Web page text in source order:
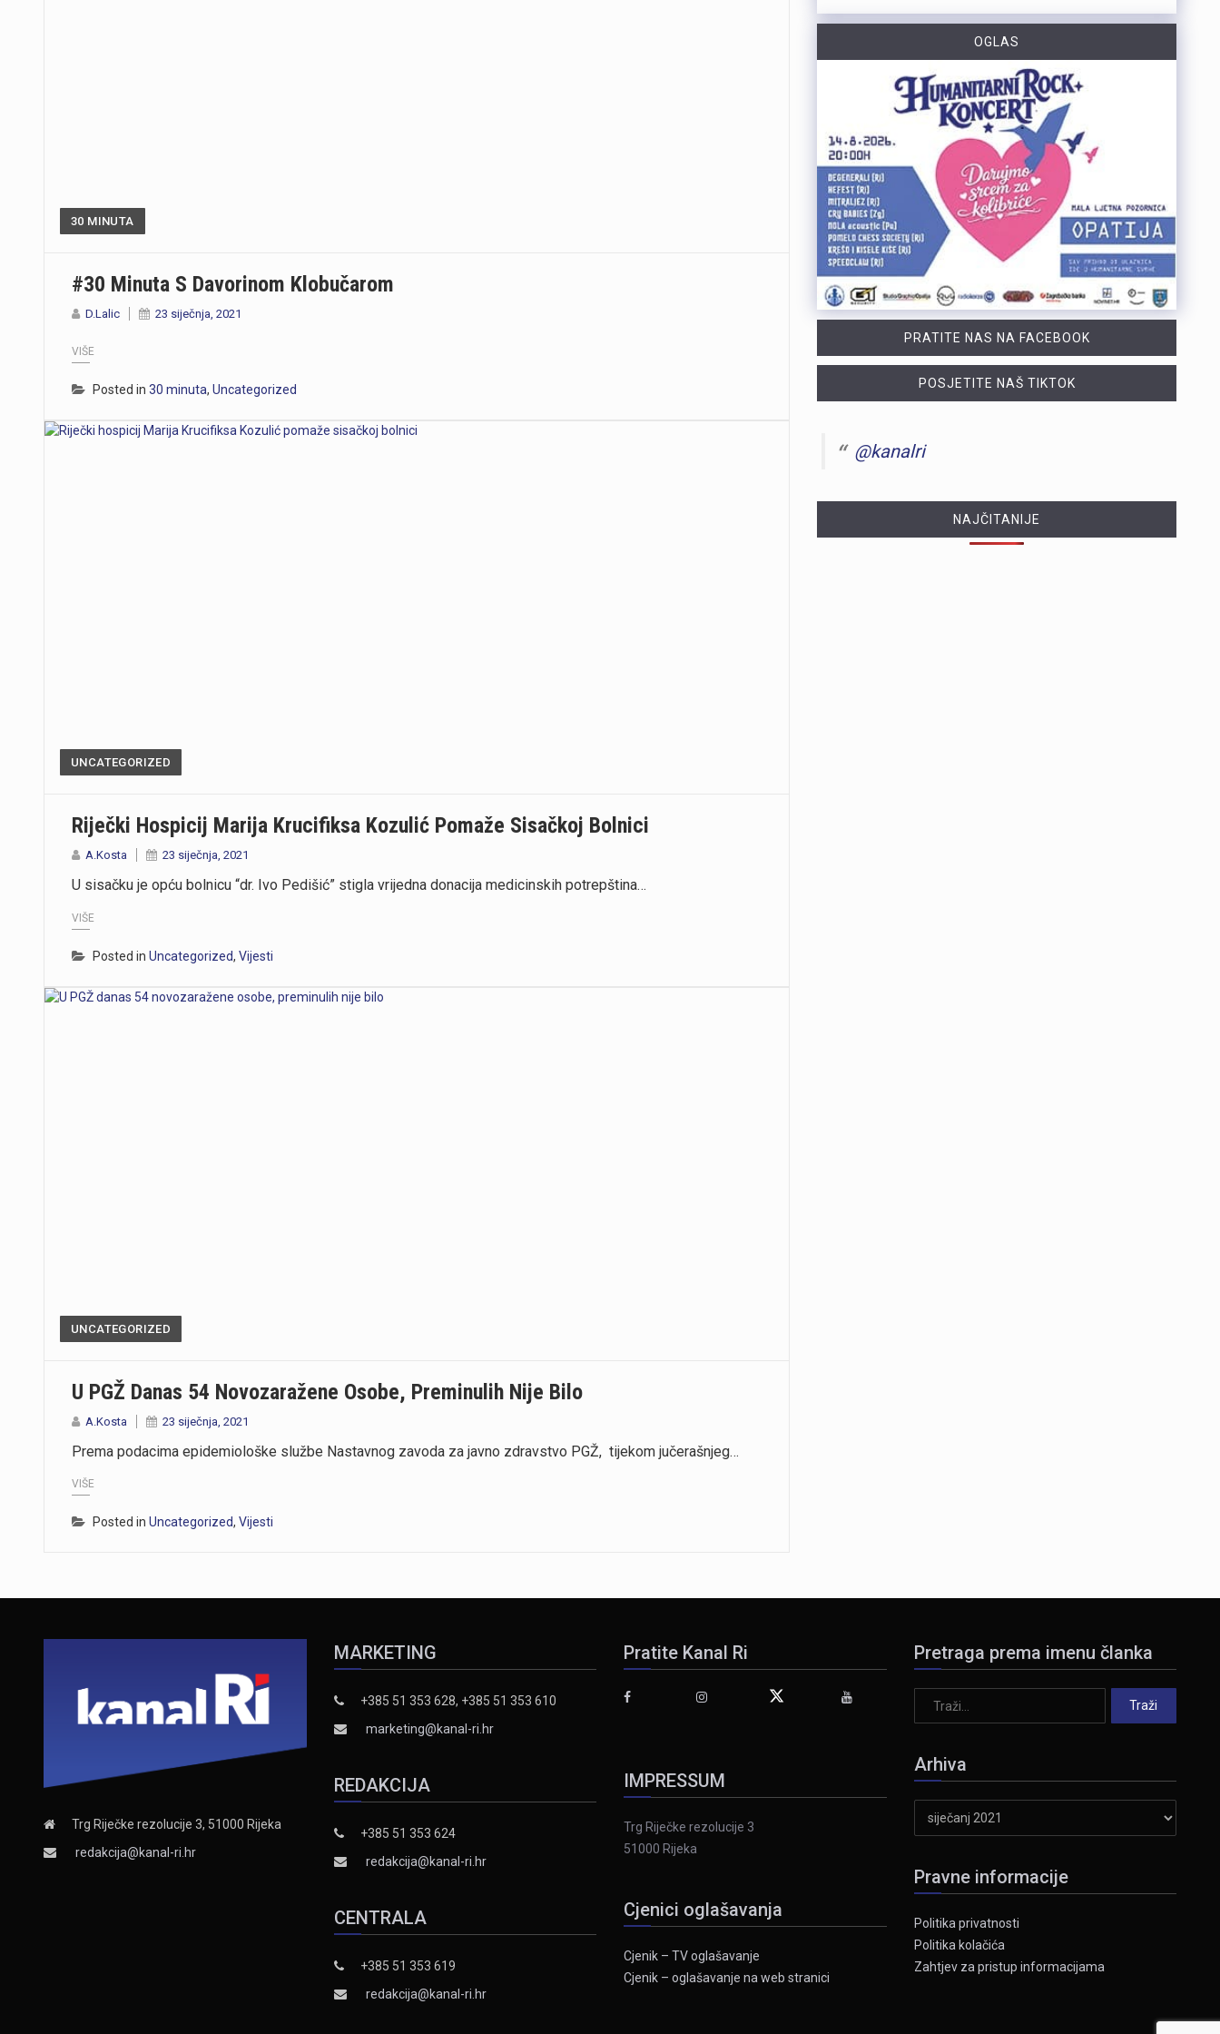
https://youtu.be/OT6Ne0UuW2Y Slovenski nogometaš Igor Vekić novo je pojačanje HNK Rijeka. Vratar koji je u karijeri nastupao za slovenski Bravo, portugalski Paços de Ferreira i danski Vejle potpisao je s riječkim klubom ugovor na dvije godine, uz mogućnost produljenja na još jednu godinu. Vekić već ima poveznicu s Rijekom jer je bio dio slovenske reprezentacije u vrijeme kada je izbornik bio Matjaž Kek. Više u videopprilogu:
https://youtu.be/g3PZHf8Z8yM Deseti put održana je manifestacija „Oluja na Kvarneru“ na Krčkom mostu, gdje su 222 baklje upaljene u čast poginulim braniteljima Primorsko-goranske županije. Uz sudjelovanje brojnih posjetitelja i navijačkih udruga, događaj je prenio poruku trajnog sjećanja na branitelje koji su dali život za slobodu.Na Krčkom mostu održana je deseta po redu manifestacija „Oluja na Kvarneru“ u spomen na 222 poginula branitelja s područja Primorsko-goranske županije. Svaka od 222 baklje simbolizirala je ime, uspomenu i zahvalnost na poginule u Domovinskom ratu. Više u videoprilogu:
Otvorene su prijave za šesto izdanje amaterskog stolnoteniskog turnira Pajol Open. Turnir zajednički organiziraju Pajol Beach Bar i Distune Promotion. I ove se godine igra za projekt PingPongParkinson®. To je inicijativa namijenjena osobama oboljelima od Parkinsonove bolesti. Projekt je u New Yorku pokrenuo riječki glazbenik svjetskoga glasa Nenad Bach. Njemu je bolest dijagnosticirana, a nakon redovitog igranja stolnog tenisa primijetio je značajna poboljšanja. Danas u svijetu postoji više od 400 klubova u 30 zemalja. Održavaju se nacionalna i svjetska prvenstva. Sav prihod od kotizacija iznosi 10 eura. Novac je namijenjen za PingPongParkinson® Rijeka. Klub pomaže poboljšanju kvalitete života oboljelih osoba. Turnir je namijenjen isključivo amaterima. Profesionalni igrači i aktivni natjecatelji u klubovima ili ligama ne mogu sudjelovati. Prijaviti se mogu punoljetne osobe (od 18 godina) i strani državljani. Prijave traju do ponedjeljka, 17. kolovoza u 18 sati. Za prijavu je potrebno navesti: Ime i prezime Kontakt mobitel Naziv tima (obavezno samo za parove) Turnir se igra u pojedinačnoj i konkurenciji parova (maksimalno jedna prijava po osobi u obje kategorije), a format (kup ili skupine) ovisit će o broju sudionika. Kvalifikacije: Četvrtak, 20. kolovoza 2026. Završnica: Petak, 21. kolovoza 2026. (od 1. do 4. mjesta)U slučaju lošeg vremena (kiša/vjetar) turnir se…
30 MINUTA
#30 Minuta S Davorinom Klobučarom
D.Lalic 23 siječnja, 2021
VIŠE
Posted in 30 minuta, Uncategorized
UNCATEGORIZED
Riječki Hospicij Marija Krucifiksa Kozulić Pomaže Sisačkoj Bolnici
A.Kosta 23 siječnja, 2021
U sisačku je opću bolnicu “dr. Ivo Pedišić” stigla vrijedna donacija medicinskih potrepština…
VIŠE
Posted in Uncategorized, Vijesti
UNCATEGORIZED
U PGŽ Danas 54 Novozaražene Osobe, Preminulih Nije Bilo
A.Kosta 23 siječnja, 2021
Prema podacima epidemiološke službe Nastavnog zavoda za javno zdravstvo PGŽ, tijekom jučerašnjeg…
VIŠE
Posted in Uncategorized, Vijesti
OGLAS
PRATITE NAS NA FACEBOOK
POSJETITE NAŠ TIKTOK
@kanalri
NAJČITANIJE
Trg Riječke rezolucije 3, 51000 Rijeka
redakcija@kanal-ri.hr
MARKETING
+385 51 353 628, +385 51 353 610
marketing@kanal-ri.hr
REDAKCIJA
+385 51 353 624
redakcija@kanal-ri.hr
CENTRALA
+385 51 353 619
redakcija@kanal-ri.hr
Pratite Kanal Ri
IMPRESSUM
Trg Riječke rezolucije 3
51000 Rijeka
Cjenici oglašavanja
Cjenik – TV oglašavanje
Cjenik – oglašavanje na web stranici
Pretraga prema imenu članka
Arhiva
Pravne informacije
Politika privatnosti
Politika kolačića
Zahtjev za pristup informacijama